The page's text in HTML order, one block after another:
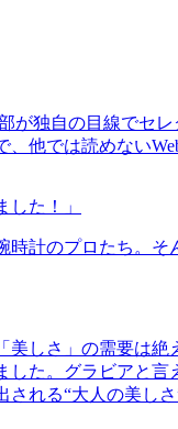
が独自の目線でセ
他では読めない
た！」
計のプロたち。
美しさ」の需要は
した。グラビアと
れる“大人の美し